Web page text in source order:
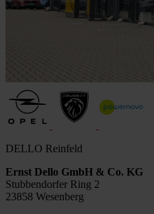
DELLO Reinfeld
Ernst Dello GmbH & Co. KG
Stubbendorfer Ring 2
23858 Wesenberg